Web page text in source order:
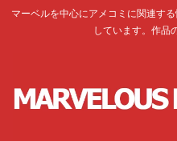
マーベルを中心にアメコミに関連す
しています。作品